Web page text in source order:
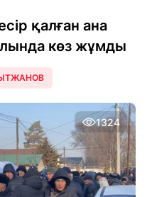
қалған ана
көз жұмды
1324